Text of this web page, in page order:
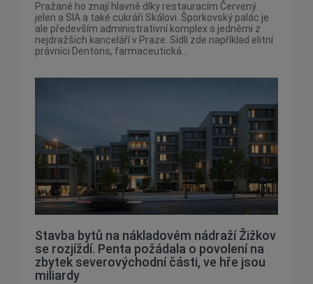
Pražané ho znají hlavně díky restauracím Červený
jelen a SIA a také cukráři Skálovi. Šporkovský palác je
ale především administrativní komplex s jedněmi z
nejdražších kanceláří v Praze. Sídlí zde například elitní
právníci Dentons, farmaceutická...
Stavba bytů na nákladovém nádraží Žižkov
se rozjíždí. Penta požádala o povolení na
zbytek severovýchodní části, ve hře jsou
miliardy